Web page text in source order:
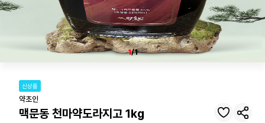
1/1
신상품
약초인
맥문동 천마약도라지고 1kg